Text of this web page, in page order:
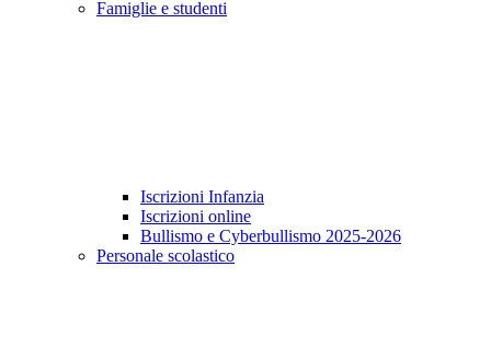
Famiglie e studenti
Iscrizioni Infanzia
Iscrizioni online
Bullismo e Cyberbullismo 2025-2026
Personale scolastico